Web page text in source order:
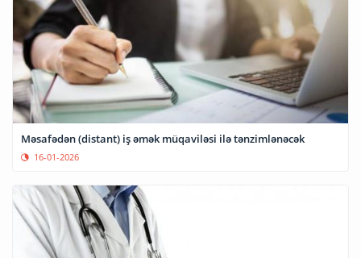
Məsafədən (distant) iş əmək müqaviləsi ilə tənzimlənəcək
16-01-2026